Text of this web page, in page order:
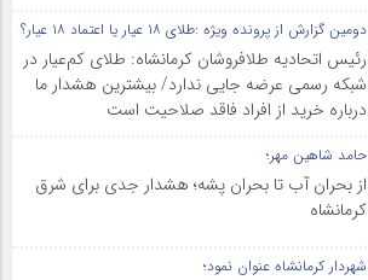
دومین گزارش از پرونده ویژه :طلای ۱۸ عیار یا اعتماد ۱۸ عیار؟
رئیس اتحادیه طلافروشان کرمانشاه: طلای کم‌عیار در
شبکه رسمی عرضه جایی ندارد/ بیشترین هشدار ما
درباره خرید از افراد فاقد صلاحیت است
حامد شاهین مهر؛
از بحران آب تا بحران پشه؛ هشدار جدی برای شرق
کرمانشاه
شهردار کرمانشاه عنوان نمود؛